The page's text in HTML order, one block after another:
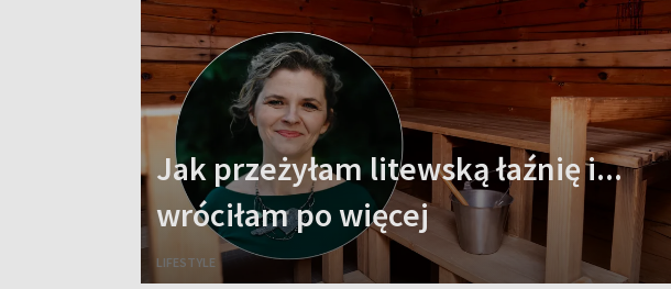
Jak przeżyłam litewską łaźnię i...
wróciłam po więcej
LIFESTYLE